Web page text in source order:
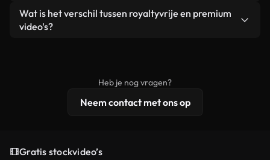
een losstaand product.
Je krijgt schoon, direct bruikbaar beeldmateriaal.
Ja. Je mag onze video's inkorten, bijsnijden of
remixen. Zorg er wel voor dat het eindproduct
Wat is het verschil tussen royaltyvrije en premium
video's?
licentiebescherming omvat.
Heb je nog vragen?
Neem contact met ons op
Gratis stockvideo’s